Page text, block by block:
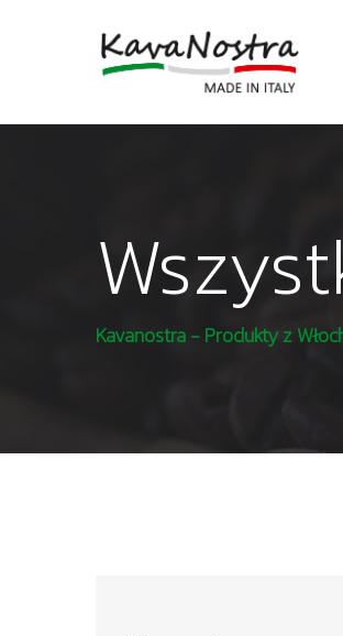
Kavanostra - Produkty z